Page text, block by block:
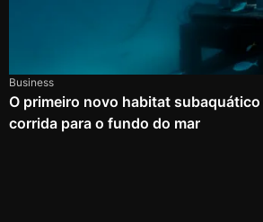
Business
O primeiro novo habitat
corrida para o fundo do mar